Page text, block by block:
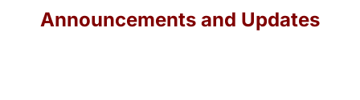
Announcements and Updates